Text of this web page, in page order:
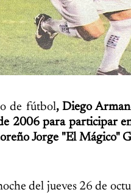
de fútbol, Diego
2006 para participar
Jorge "El Mágico"
del jueves 26 de